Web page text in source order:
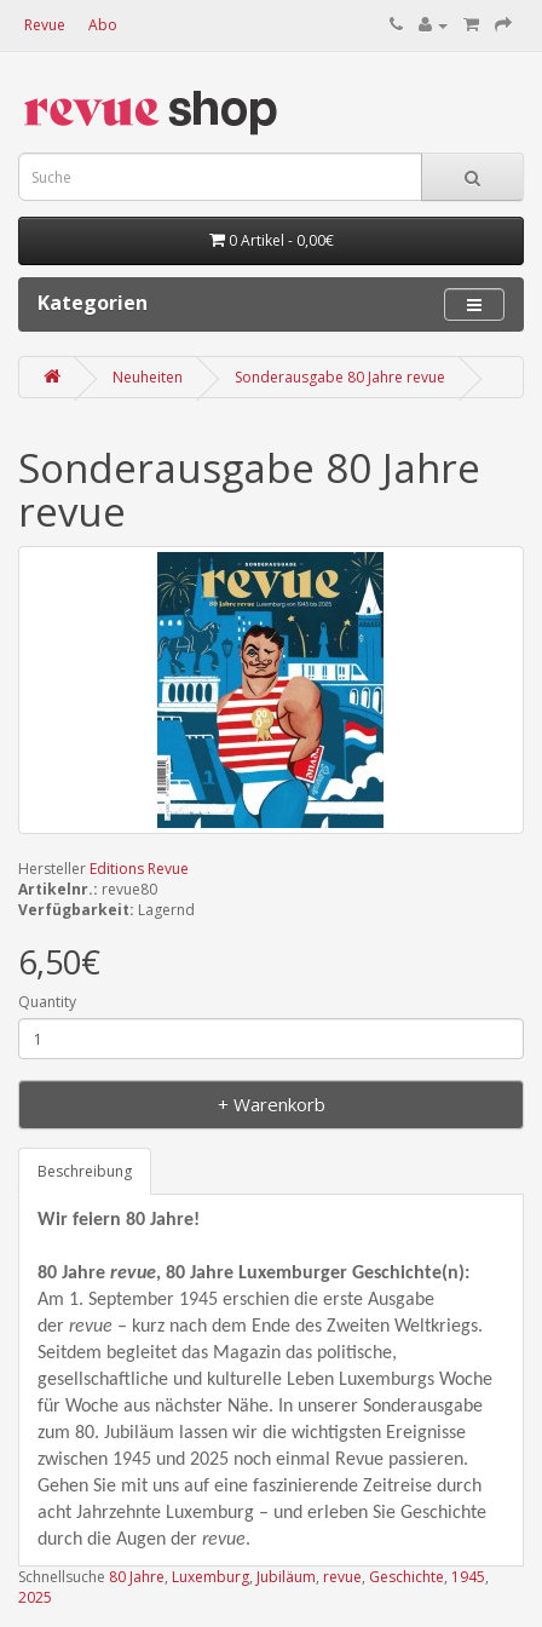
Revue Abo
0 Artikel - 0,00€
Kategorien
Neuheiten Sonderausgabe 80 Jahre revue
Sonderausgabe 80 Jahre
revue
Hersteller Editions Revue
Artikelnr.: revue80
Verfügbarkeit: Lagernd
6,50€
Quantity
+ Warenkorb
Beschreibung
Wir feiern 80 Jahre!
80 Jahre revue, 80 Jahre Luxemburger Geschichte(n):
Am 1. September 1945 erschien die erste Ausgabe
der revue – kurz nach dem Ende des Zweiten Weltkriegs.
Seitdem begleitet das Magazin das politische,
gesellschaftliche und kulturelle Leben Luxemburgs Woche
für Woche aus nächster Nähe. In unserer Sonderausgabe
zum 80. Jubiläum lassen wir die wichtigsten Ereignisse
zwischen 1945 und 2025 noch einmal Revue passieren.
Gehen Sie mit uns auf eine faszinierende Zeitreise durch
acht Jahrzehnte Luxemburg – und erleben Sie Geschichte
durch die Augen der revue.
Schnellsuche 80 Jahre, Luxemburg, Jubiläum, revue, Geschichte, 1945,
2025